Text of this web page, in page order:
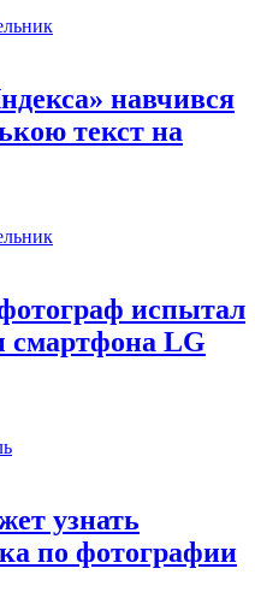
навчився
текст на
испытал
смартфона LG
узнать
по фотографии